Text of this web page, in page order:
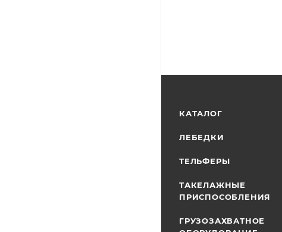
КАТАЛОГ
ЛЕБЕДКИ
ТЕЛЬФЕРЫ
ТАКЕЛАЖНЫЕ
ПРИСПОСОБЛЕНИЯ
ГРУЗОЗАХВАТНОЕ